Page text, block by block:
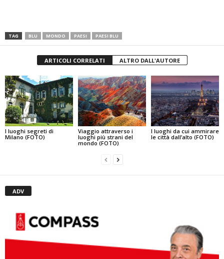
TAG BLU MONDO PAESI PAESI BLU
ARTICOLI CORRELATI ALTRO DALL'AUTORE
I luoghi segreti di
Milano (FOTO)
Viaggio attraverso i
luoghi più strani del
mondo (FOTO)
I luoghi da cui ammirare
le città dall’alto (FOTO)
ADV